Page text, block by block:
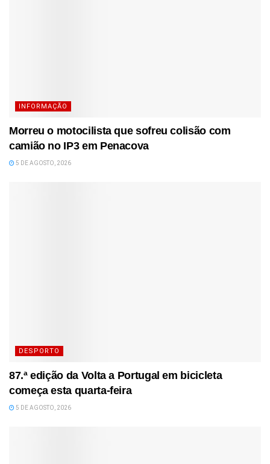
INFORMAÇÃO
Morreu o motocilista que sofreu colisão com
camião no IP3 em Penacova
5 DE AGOSTO, 2026
DESPORTO
87.ª edição da Volta a Portugal em bicicleta
começa esta quarta-feira
5 DE AGOSTO, 2026